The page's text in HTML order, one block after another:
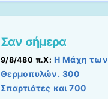
Σαν σήμερα
9/8/480 π.Χ: Η Μάχη των
Θερμοπυλών. 300
Σπαρτιάτες και 700